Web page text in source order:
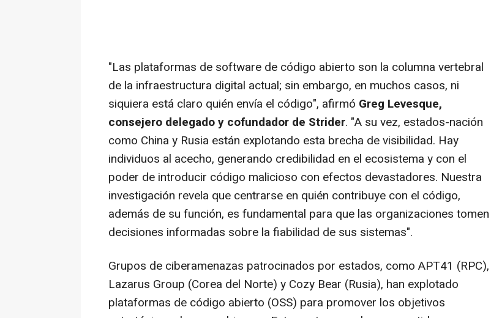
"Las plataformas de software de código abierto son la columna vertebral
de la infraestructura digital actual; sin embargo, en muchos casos, ni
siquiera está claro quién envía el código", afirmó Greg Levesque,
consejero delegado y cofundador de Strider. "A su vez, estados-nación
como China y Rusia están explotando esta brecha de visibilidad. Hay
individuos al acecho, generando credibilidad en el ecosistema y con el
poder de introducir código malicioso con efectos devastadores. Nuestra
investigación revela que centrarse en quién contribuye con el código,
además de su función, es fundamental para que las organizaciones tomen
decisiones informadas sobre la fiabilidad de sus sistemas".
Grupos de ciberamenazas patrocinados por estados, como APT41 (RPC),
Lazarus Group (Corea del Norte) y Cozy Bear (Rusia), han explotado
plataformas de código abierto (OSS) para promover los objetivos